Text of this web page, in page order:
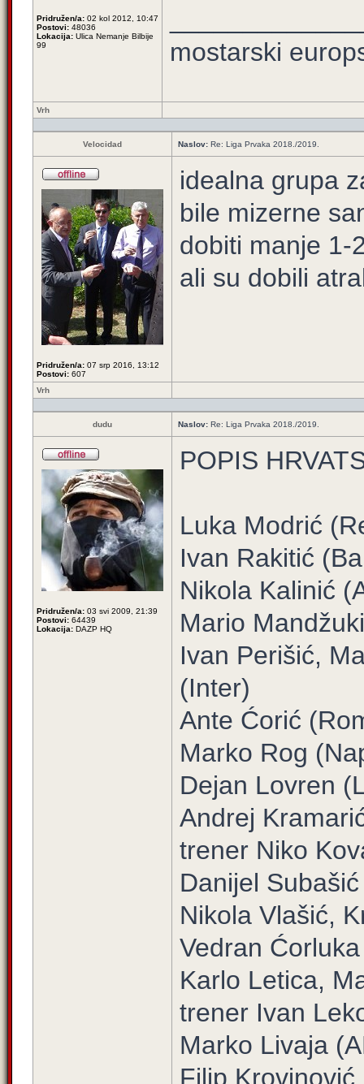
Pridružen/a: 02 kol 2012, 10:47
Postovi: 48036
Lokacija: Ulica Nemanje Bilbije
99
mostarski
Vrh
Velocidad Naslov: Re: Liga Prvaka 2018./2019.
Pridružen/a: 07 srp 2016, 13:12
Postovi: 607
idealna grupa
bile mizerne
dobiti manje 1-
ali su dobili
Vrh
dudu Naslov: Re: Liga Prvaka 2018./2019.
Pridružen/a: 03 svi 2009, 21:39
Postovi: 64439
Lokacija: DAZP HQ
POPIS
Luka Modrić
Ivan Rakitić
Nikola Kalinić
Mario
Ivan Perišić,
(Inter)
Ante Ćorić
Marko Rog
Dejan Lovren
Andrej
trener Niko
Danijel
Nikola Vlašić,
Vedran
Karlo Letica,
trener Ivan
Marko Livaja
Filip Krovinović